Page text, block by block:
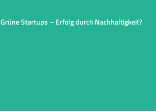
Grüne Startups – Erfolg durch Nachhaltigkeit?